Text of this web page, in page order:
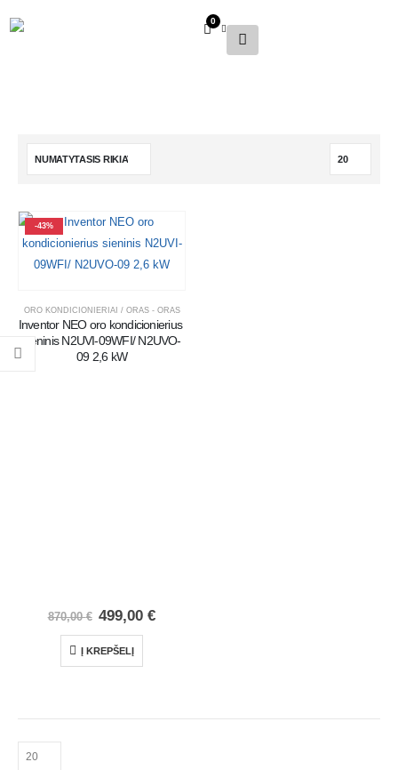
0
-43%
ORO KONDICIONIERIAI / ORAS - ORAS
Inventor NEO oro kondicionierius
sieninis N2UVI-09WFI/ N2UVO-
09 2,6 kW
870,00€ 499,00€
Į KREPŠELĮ